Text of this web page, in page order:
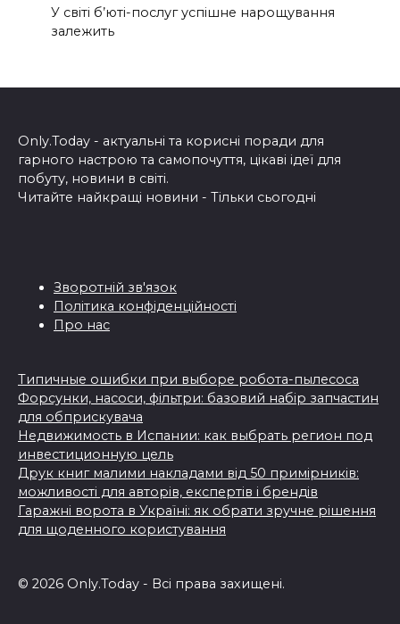
У світі б’юті-послуг успішне нарощування
залежить
Only.Today - актуальні та корисні поради для
гарного настрою та самопочуття, цікаві ідеї для
побуту, новини в світі.
Читайте найкращі новини - Тільки сьогодні
Зворотній зв'язок
Політика конфіденційності
Про нас
Типичные ошибки при выборе робота-пылесоса
Форсунки, насоси, фільтри: базовий набір запчастин
для обприскувача
Недвижимость в Испании: как выбрать регион под
инвестиционную цель
Друк книг малими накладами від 50 примірників:
можливості для авторів, експертів і брендів
Гаражні ворота в Україні: як обрати зручне рішення
для щоденного користування
© 2026 Only.Today - Всі права захищені.